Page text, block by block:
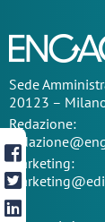
Sede
20123 –
Redazione:
Marketing: